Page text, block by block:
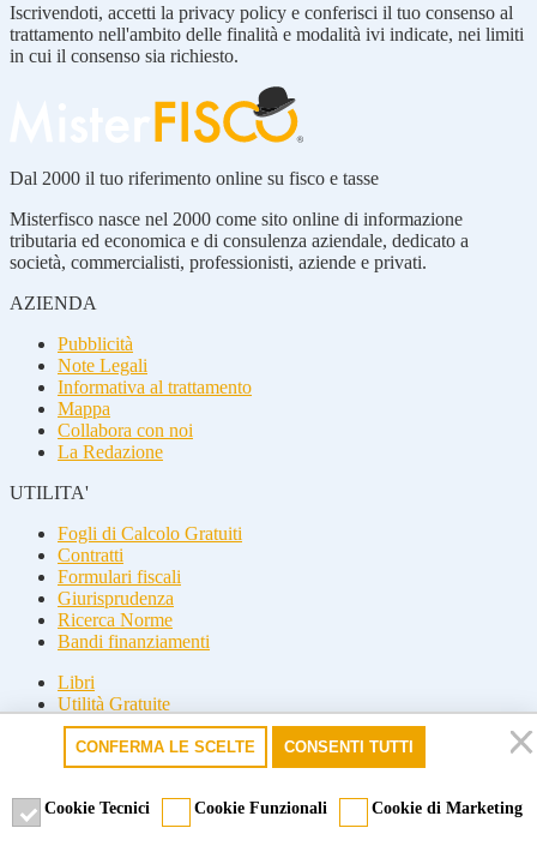
Iscrivendoti, accetti la privacy policy e conferisci il tuo consenso al
trattamento nell'ambito delle finalità e modalità ivi indicate, nei limiti
in cui il consenso sia richiesto.
Dal 2000 il tuo riferimento online su fisco e tasse
Misterfisco nasce nel 2000 come sito online di informazione
tributaria ed economica e di consulenza aziendale, dedicato a
società, commercialisti, professionisti, aziende e privati.
AZIENDA
Pubblicità
Note Legali
Informativa al trattamento
Mappa
Collabora con noi
La Redazione
UTILITA'
Fogli di Calcolo Gratuiti
Contratti
Formulari fiscali
Giurisprudenza
Ricerca Norme
Bandi finanziamenti
Libri
Utilità Gratuite
Guide fiscali
Seguici
Seguici
CONFERMA LE SCELTE CONSENTI TUTTI
Cookie Tecnici Cookie Funzionali Cookie di Marketing